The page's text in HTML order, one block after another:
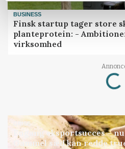
BUSINESS
Finsk startup tager store
planteprotein: -
virksomhed
GRISE
Engang eksportsucces –
Gammel sæd kan redde